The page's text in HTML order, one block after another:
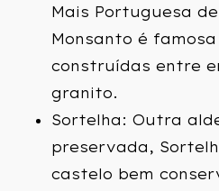
Mais Portuguesa
Monsanto é
construídas entre
granito.
Sortelha: Outra
preservada,
castelo bem